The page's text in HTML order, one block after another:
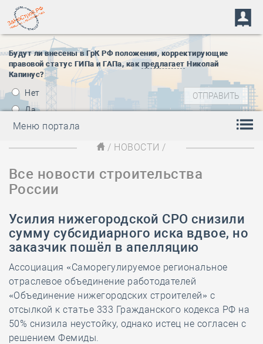
Будут ли внесены в ГрК РФ положения, корректирующие
правовой статус ГИПа и ГАПа, как предлагает Николай
Капинус?
Нет
Да
Меню портала
/ НОВОСТИ /
Все новости строительства
России
Усилия нижегородской СРО снизили
сумму субсидиарного иска вдвое, но
заказчик пошёл в апелляцию
Ассоциация «Саморегулируемое региональное
отраслевое объединение работодателей
«Объединение нижегородских строителей» с
отсылкой к статье 333 Гражданского кодекса РФ на
50% снизила неустойку, однако истец не согласен с
решением Фемиды.